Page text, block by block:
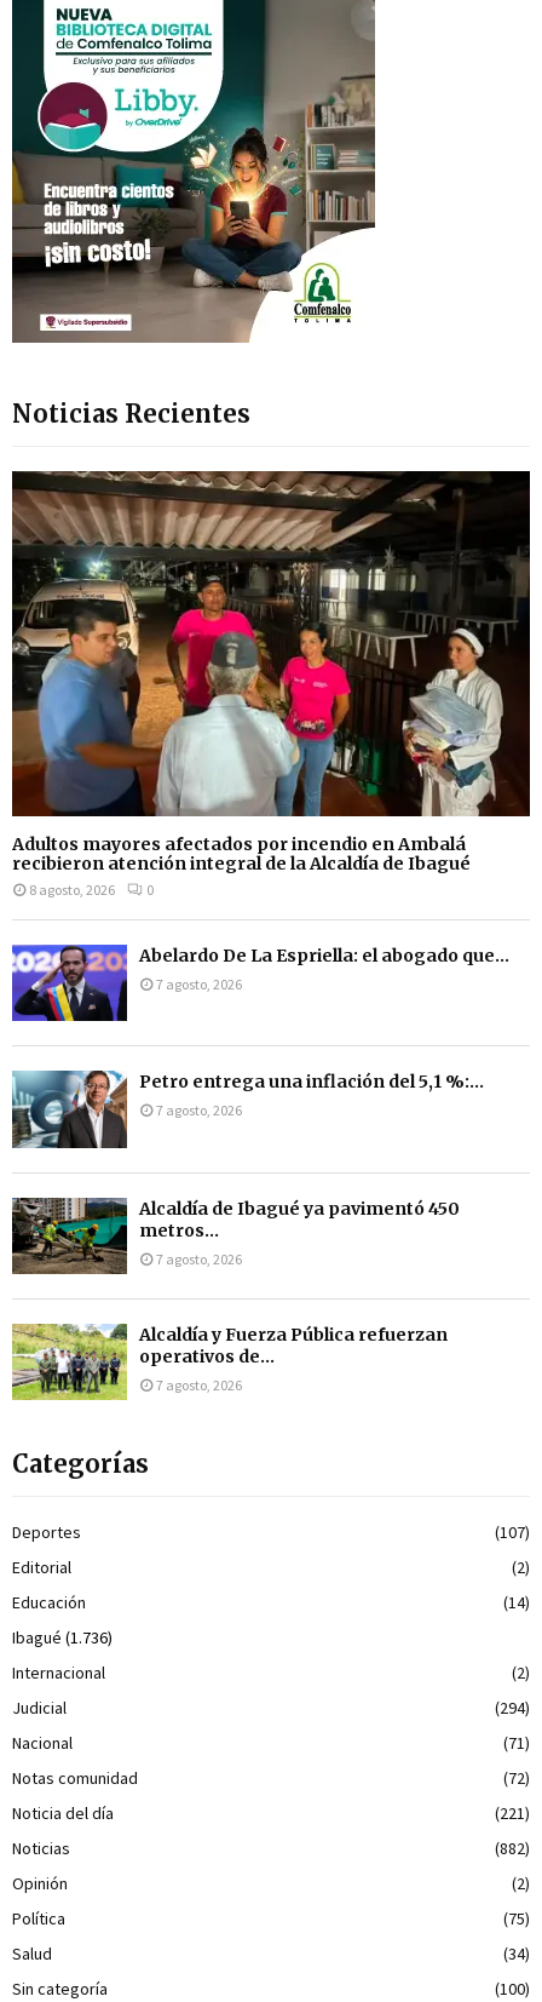
Noticias Recientes
Adultos mayores afectados por incendio en Ambalá
recibieron atención integral de la Alcaldía de Ibagué
8 agosto, 2026 0
Abelardo De La Espriella: el abogado que...
7 agosto, 2026
Petro entrega una inflación del 5,1 %:...
7 agosto, 2026
Alcaldía de Ibagué ya pavimentó 450
metros...
7 agosto, 2026
Alcaldía y Fuerza Pública refuerzan
operativos de...
7 agosto, 2026
Categorías
Deportes
(107)
Editorial
(2)
Educación
(14)
Ibagué (1.736)
Internacional
(2)
Judicial
(294)
Nacional
(71)
Notas comunidad
(72)
Noticia del día
(221)
Noticias
(882)
Opinión
(2)
Política
(75)
Salud
(34)
Sin categoría
(100)